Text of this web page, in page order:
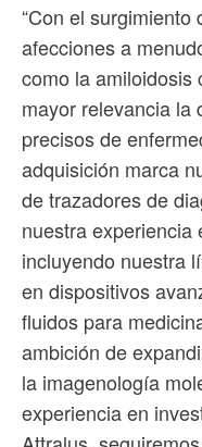
“Con el
afecciones a
como la amiloidosis
mayor relevancia la
precisos de
adquisición marca
de trazadores de
nuestra experiencia
incluyendo nuestra
en dispositivos
fluidos para
ambición de
la imagenología
experiencia en